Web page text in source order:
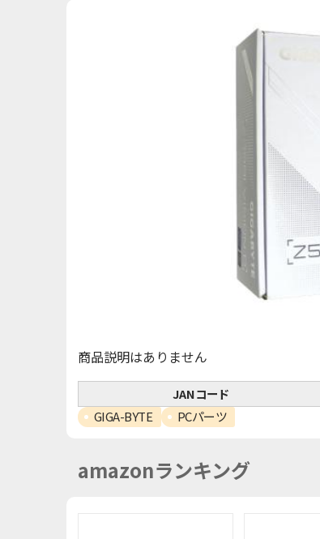
商品説明はありません
JANコード
GIGA-BYTE PCパーツ
amazonランキング